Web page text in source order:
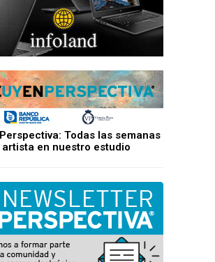
Todas las semanas
artista en nuestro estudio